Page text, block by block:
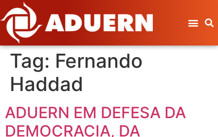
Tag: Fernando
Haddad
ADUERN EM DEFESA DA
DEMOCRACIA, DA